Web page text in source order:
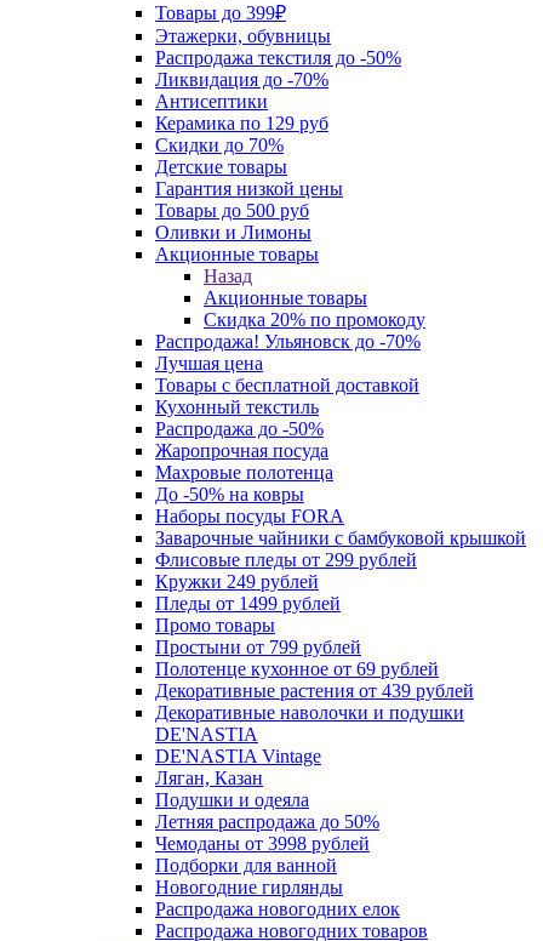
Товары до 399₽
Этажерки, обувницы
Распродажа текстиля до -50%
Ликвидация до -70%
Антисептики
Керамика по 129 руб
Скидки до 70%
Детские товары
Гарантия низкой цены
Товары до 500 руб
Оливки и Лимоны
Акционные товары
Назад
Акционные товары
Скидка 20% по промокоду
Распродажа! Ульяновск до -70%
Лучшая цена
Товары с бесплатной доставкой
Кухонный текстиль
Распродажа до -50%
Жаропрочная посуда
Махровые полотенца
До -50% на ковры
Наборы посуды FORA
Заварочные чайники с бамбуковой крышкой
Флисовые пледы от 299 рублей
Кружки 249 рублей
Пледы от 1499 рублей
Промо товары
Простыни от 799 рублей
Полотенце кухонное от 69 рублей
Декоративные растения от 439 рублей
Декоративные наволочки и подушки
DE'NASTIA
DE'NASTIA Vintage
Ляган, Казан
Подушки и одеяла
Летняя распродажа до 50%
Чемоданы от 3998 рублей
Подборки для ванной
Новогодние гирлянды
Распродажа новогодних елок
Распродажа новогодних товаров